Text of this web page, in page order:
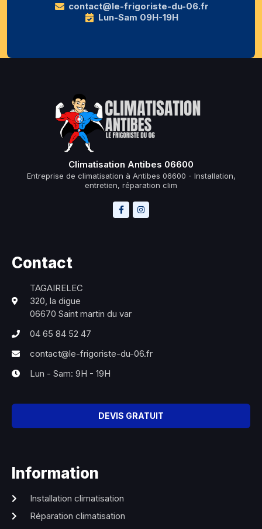
contact@le-frigoriste-du-06.fr
Lun-Sam 09H-19H
Climatisation Antibes 06600
Entreprise de climatisation à Antibes 06600 - Installation,
entretien, réparation clim
Contact
TAGAIRELEC
320, la digue
06670 Saint martin du var
04 65 84 52 47
contact@le-frigoriste-du-06.fr
Lun - Sam: 9H - 19H
DEVIS GRATUIT
Information
Installation climatisation
Réparation climatisation